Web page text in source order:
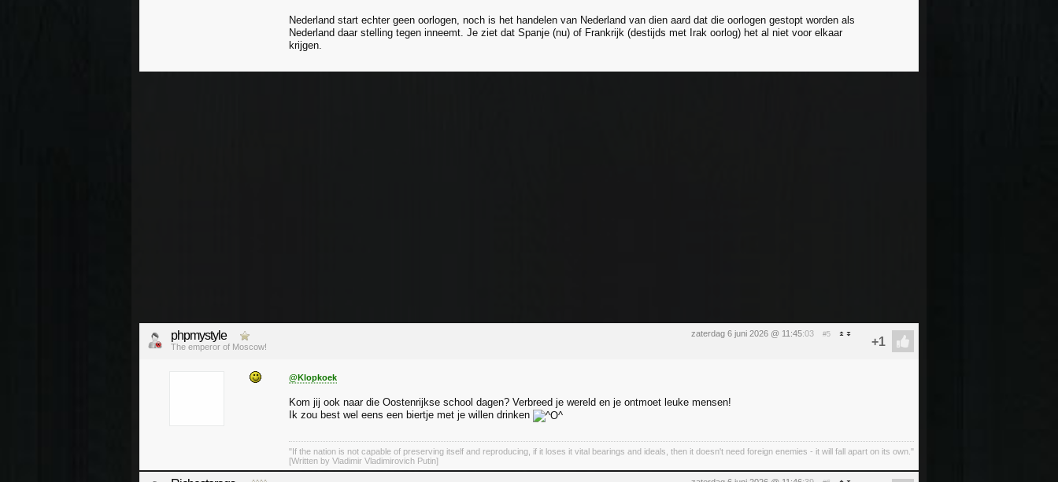
Nederland start echter geen oorlogen, noch is het handelen van Nederland van dien aard dat die oorlogen gestopt worden als
Nederland daar stelling tegen inneemt. Je ziet dat Spanje (nu) of Frankrijk (destijds met Irak oorlog) het al niet voor elkaar
krijgen.
zaterdag 6 juni 2026 @ 11:45:03 #5
phpmystyle
The emperor of Moscow!
@Klopkoek
Kom jij ook naar die Oostenrijkse school dagen? Verbreed je wereld en je ontmoet leuke mensen!
Ik zou best wel eens een biertje met je willen drinken
"If the nation is not capable of preserving itself and reproducing, if it loses it vital bearings and ideals, then it doesn't need foreign enemies - it will fall apart on its own."
[Written by Vladimir Vladimirovich Putin]